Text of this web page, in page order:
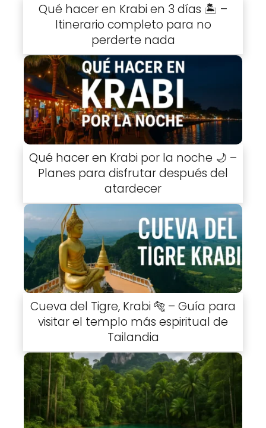
Qué hacer en Krabi en 3 días 🏝️ –
Itinerario completo para no
perderte nada
Qué hacer en Krabi por la noche 🌙 –
Planes para disfrutar después del
atardecer
Cueva del Tigre, Krabi 🐅 – Guía para
visitar el templo más espiritual de
Tailandia